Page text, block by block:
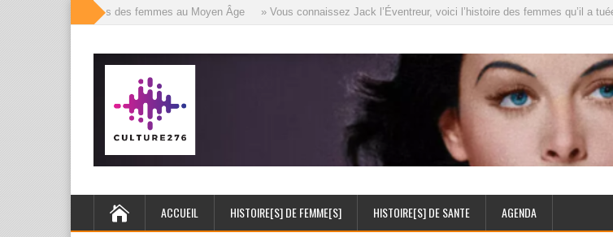
» Les mille visages des femmes au Moyen Âge » Vous connaissez Jack l’Éventreur, voici l’histoire des femmes qu’il a tuées
ACCUEIL HISTOIRE[S] DE FEMME[S] HISTOIRE[S] DE SANTE AGENDA